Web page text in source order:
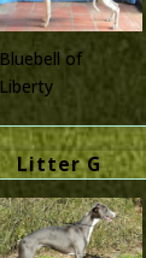
Bluebell of
Liberty
Litter G